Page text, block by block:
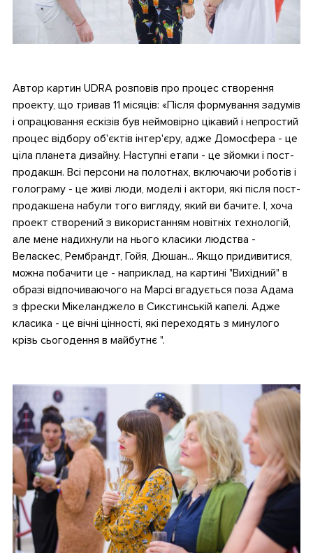
Автор картин UDRA розповів про процес створення
проекту, що тривав 11 місяців: «Після формування задумів
і опрацювання ескізів був неймовірно цікавий і непростий
процес відбору об'єктів інтер'єру, адже Домосфера - це
ціла планета дизайну. Наступні етапи - це зйомки і пост-
продакшн. Всі персони на полотнах, включаючи роботів і
голограму - це живі люди, моделі і актори, які після пост-
продакшена набули того вигляду, який ви бачите. І, хоча
проект створений з використанням новітніх технологій,
але мене надихнули на нього класики людства -
Веласкес, Рембрандт, Гойя, Дюшан... Якщо придивитися,
можна побачити це - наприклад, на картині "Вихідний" в
образі відпочиваючого на Марсі вгадується поза Адама
з фрески Мікеланджело в Сикстинській капелі. Адже
класика - це вічні цінності, які переходять з минулого
крізь сьогодення в майбутнє ".